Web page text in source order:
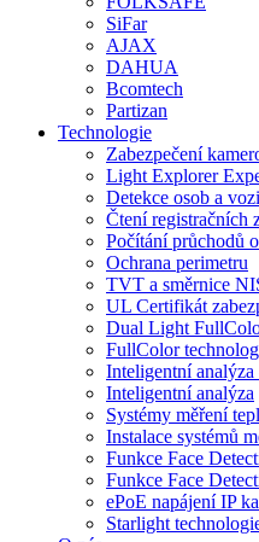
SiFar
AJAX
DAHUA
Bcomtech
Partizan
Technologie
Zabezpečení
Light Explorer
Detekce osob a
Čtení registračních
Počítání průchodů
Ochrana perimetru
TVT a směrnice
UL Certifikát
Dual Light
FullColor
Inteligentní
Inteligentní analýza
Systémy měření
Instalace systémů
Funkce Face
Funkce Face
ePoE napájení IP
Starlight